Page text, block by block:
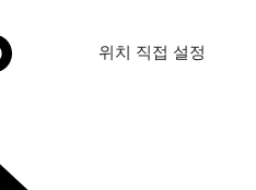
위치 직접 설정